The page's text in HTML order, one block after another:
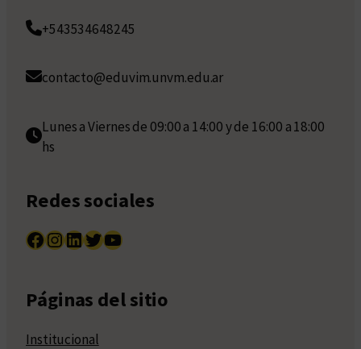
+543534648245
contacto@eduvim.unvm.edu.ar
Lunes a Viernes de 09:00 a 14:00 y de 16:00 a 18:00
hs
Redes sociales
Facebook InstagramLinkedIn Twitter YouTube
Páginas del sitio
Institucional